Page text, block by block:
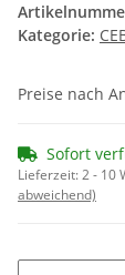
Kategorie:
Preise nach
Sofort
Lieferzeit:2 - 10
abweichend)